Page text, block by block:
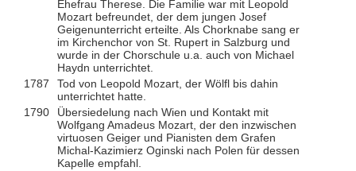
Ehefrau Therese. Die Familie war mit Leopold
Mozart befreundet, der dem jungen Josef
Geigenunterricht erteilte. Als Chorknabe sang er
im Kirchenchor von St. Rupert in Salzburg und
wurde in der Chorschule u.a. auch von Michael
Haydn unterrichtet.
1787
Tod von Leopold Mozart, der Wölfl bis dahin
unterrichtet hatte.
1790
Übersiedelung nach Wien und Kontakt mit
Wolfgang Amadeus Mozart, der den inzwischen
virtuosen Geiger und Pianisten dem Grafen
Michal-Kazimierz Oginski nach Polen für dessen
Kapelle empfahl.